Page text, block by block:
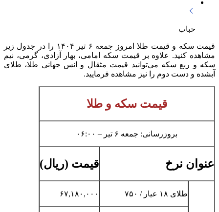
حباب
قیمت سکه و قیمت طلا امروز جمعه ۶ تیر ۱۴۰۴ را در جدول زیر
مشاهده کنید. علاوه بر قیمت سکه امامی، بهار آزادی، گرمی، نیم
سکه و ربع سکه می‌توانید قیمت مثقال و انس جهانی طلا، طلای
آبشده و دست دوم را نیز مشاهده فرمایید.
قیمت سکه و طلا
بروزرسانی: جمعه ۶ تیر – ۰۶:۰۰
عنوان نرخ قیمت (ریال)
طلای ۱۸ عیار / ۷۵۰ ۶۷,۱۸۰,۰۰۰